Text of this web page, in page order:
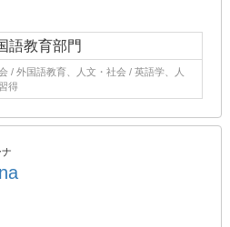
語教育部門
/ 外国語教育、人文・社会 / 英語学、人
得